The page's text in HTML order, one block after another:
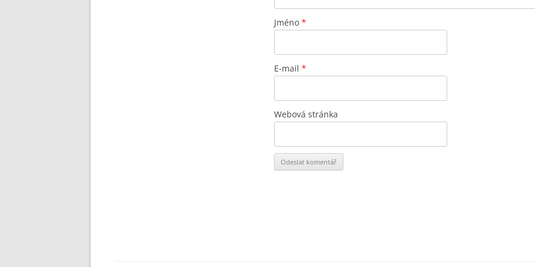
Jméno *
E-mail *
Webová stránka